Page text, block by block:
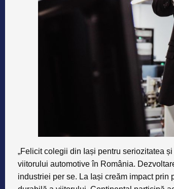
„Felicit colegii din Iași pentru seriozitatea
viitorului automotive în România.
industriei per se. La Iași creăm impact